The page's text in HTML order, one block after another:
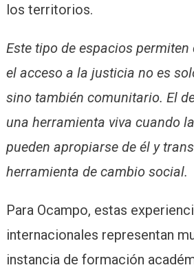
los territorios.
Este tipo de espacios
el acceso a la justicia no es
sino también comunitario. El
una herramienta viva cuando
pueden apropiarse de él y
herramienta de cambio social.
Para Ocampo, estas
internacionales representan
instancia de formación